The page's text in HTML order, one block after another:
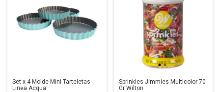
Set x 4 Molde Mini Tarteletas
Linea Acqua
Sprinkles Jimmies Multicolor 70
Gr Wilton